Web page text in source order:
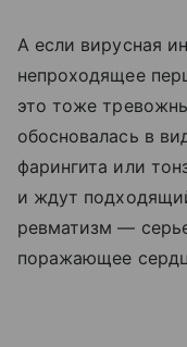
А если вирусная
непроходящее
это тоже
обосновалась в
фарингита или
и ждут
ревматизм —
поражающее